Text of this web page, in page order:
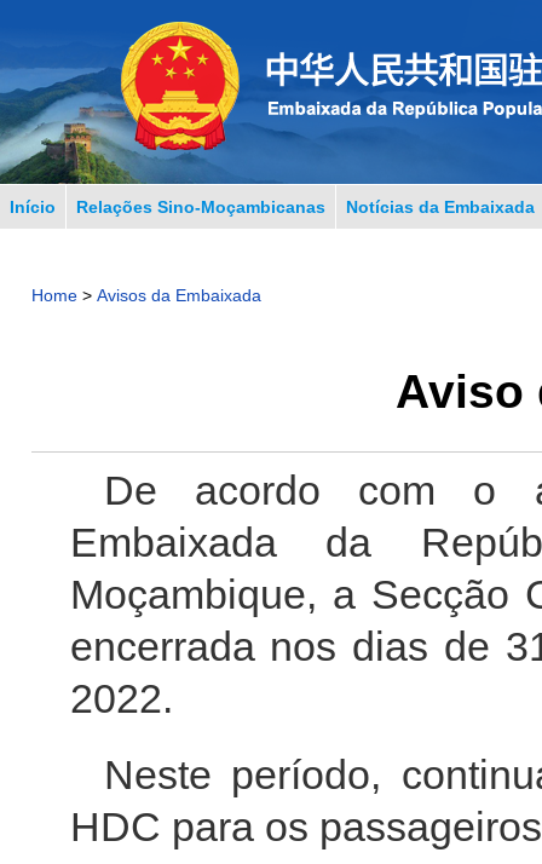
Início Relações Sino-Moçambicanas Notícias da Embaixada
Home> Avisos da Embaixada
Aviso
De acordo com o
Embaixada da
Moçambique, a Secção
encerrada nos dias de
2022.
Neste período,
HDC para os